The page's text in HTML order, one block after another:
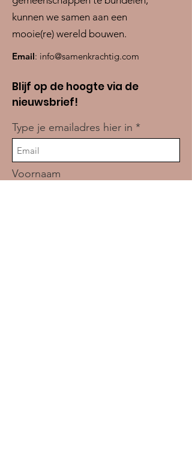
kunnen we samen aan een
mooie(re) wereld bouwen.
Email: info@samenkrachtig.com
Blijf op de hoogte via de
nieuwsbrief!
Type je emailadres hier in
Voornaam